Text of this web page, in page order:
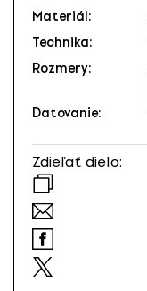
Materiál:
Technika:
Rozmery:
Datovanie:
Zdieľať dielo: